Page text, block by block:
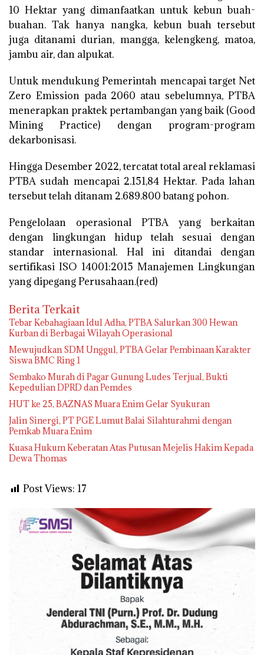
10 Hektar yang dimanfaatkan untuk kebun buah-
buahan. Tak hanya nangka, kebun buah tersebut
juga ditanami durian, mangga, kelengkeng, matoa,
jambu air, dan alpukat.
Untuk mendukung Pemerintah mencapai target Net
Zero Emission pada 2060 atau sebelumnya, PTBA
menerapkan praktek pertambangan yang baik (Good
Mining Practice) dengan program-program
dekarbonisasi.
Hingga Desember 2022, tercatat total areal reklamasi
PTBA sudah mencapai 2.151,84 Hektar. Pada lahan
tersebut telah ditanam 2.689.800 batang pohon.
Pengelolaan operasional PTBA yang berkaitan
dengan lingkungan hidup telah sesuai dengan
standar internasional. Hal ini ditandai dengan
sertifikasi ISO 14001:2015 Manajemen Lingkungan
yang dipegang Perusahaan.(red)
Berita Terkait
Tebar Kebahagiaan Idul Adha, PTBA Salurkan 300 Hewan
Kurban di Berbagai Wilayah Operasional
Mewujudkan SDM Unggul, PTBA Gelar Pembinaan Karakter
Siswa BMC Ring 1
Sembako Murah di Pagar Gunung Ludes Terjual, Bukti
Kepedulian DPRD dan Pemdes
HUT ke 25, BAZNAS Muara Enim Gelar Syukuran
Jalin Sinergi, PT PGE Lumut Balai Silahturahmi dengan
Pemkab Muara Enim
Kuasa Hukum Keberatan Atas Putusan Mejelis Hakim Kepada
Dewa Thomas
Post Views: 17